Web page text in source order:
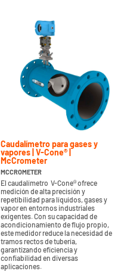
Caudalímetro para gases y
vapores | V-Cone® |
McCrometer
MCCROMETER
El caudalímetro V-Cone® ofrece
medición de alta precisión y
repetibilidad para líquidos, gases y
vapor en entornos industriales
exigentes. Con su capacidad de
acondicionamiento de flujo propio,
este medidor reduce la necesidad de
tramos rectos de tubería,
garantizando eficiencia y
confiabilidad en diversas
aplicaciones.